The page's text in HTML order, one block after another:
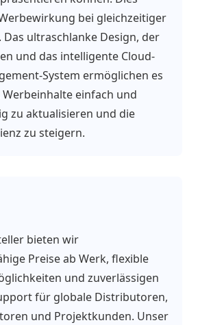
bei gleichzeitiger
Das ultraschlanke Design, der
und das intelligente Cloud-
System ermöglichen es
einfach und
zu aktualisieren und die
zu steigern.
bieten wir
Preise ab Werk, flexible
und zuverlässigen
für globale Distributoren,
und Projektkunden. Unser